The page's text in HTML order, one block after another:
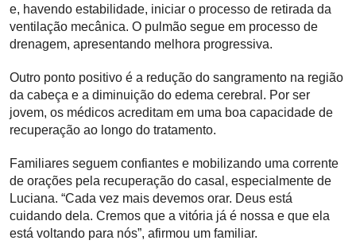
e, havendo estabilidade, iniciar o processo de retirada da
ventilação mecânica. O pulmão segue em processo de
drenagem, apresentando melhora progressiva.
Outro ponto positivo é a redução do sangramento na região
da cabeça e a diminuição do edema cerebral. Por ser
jovem, os médicos acreditam em uma boa capacidade de
recuperação ao longo do tratamento.
Familiares seguem confiantes e mobilizando uma corrente
de orações pela recuperação do casal, especialmente de
Luciana. “Cada vez mais devemos orar. Deus está
cuidando dela. Cremos que a vitória já é nossa e que ela
está voltando para nós”, afirmou um familiar.